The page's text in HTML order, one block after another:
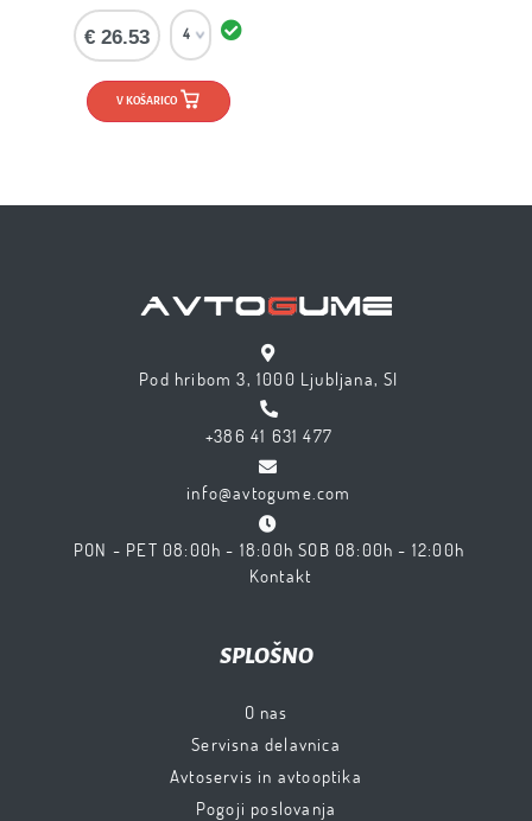
€ 26.53
V KOŠARICO
Pod hribom 3, 1000 Ljubljana, SI
+386 41 631 477
info@avtogume.com
PON - PET 08:00h - 18:00h SOB 08:00h - 12:00h
Kontakt
SPLOŠNO
O nas
Servisna delavnica
Avtoservis in avtooptika
Pogoji poslovanja